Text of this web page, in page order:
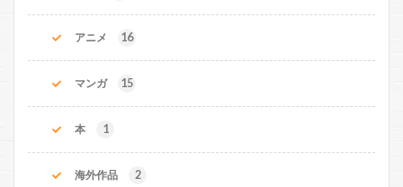
アニメ 16
マンガ 15
本 1
海外作品 2